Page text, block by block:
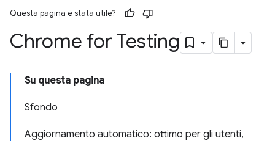
Questa pagina è stata utile?
Chrome for Testing
Su questa pagina
Sfondo
Aggiornamento automatico: ottimo per gli utenti,